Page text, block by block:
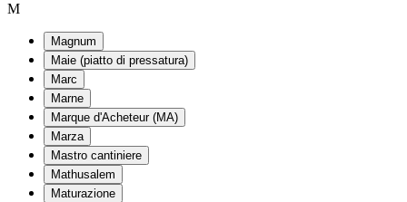
M
Magnum
Maie (piatto di pressatura)
Marc
Marne
Marque d'Acheteur (MA)
Marza
Mastro cantiniere
Mathusalem
Maturazione